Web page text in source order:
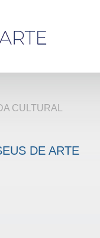
CULTURAL
DE ARTE